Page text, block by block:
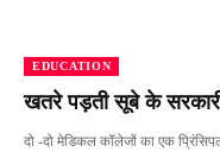
EDUCATION
खतरे पड़ती सूबे के
दो -दो मेडिकल कॉलेजों का एक